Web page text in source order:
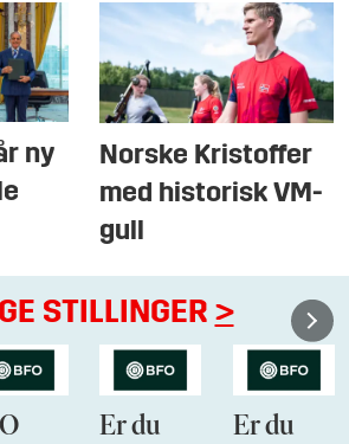
ny
Norske Kristoffer
med historisk VM-
gull
STILLINGER >
Er du
Er du